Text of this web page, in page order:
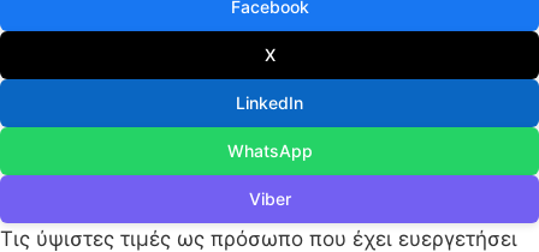
Facebook
X
LinkedIn
WhatsApp
Viber
Τις ύψιστες τιμές ως πρόσωπο που έχει ευεργετήσει